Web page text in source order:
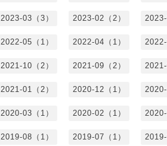
2023-03（3） 2023-02（2） 2023-
2022-05（1） 2022-04（1） 2022-
2021-10（2） 2021-09（2） 2021-
2021-01（2） 2020-12（1） 2020-
2020-03（1） 2020-02（1） 2020-
2019-08（1） 2019-07（1） 2019-